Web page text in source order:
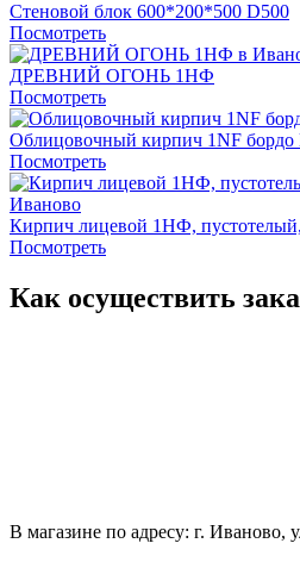
Стеновой блок 600*200*500 D500
Посмотреть
ДРЕВНИЙ ОГОНЬ 1НФ
Посмотреть
Облицовочный кирпич 1NF бордо
Посмотреть
Кирпич лицевой 1НФ,
Посмотреть
Как осуществить
В магазине по адресу: г. Иваново,